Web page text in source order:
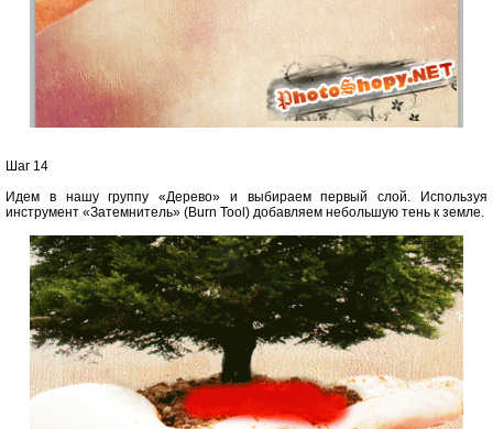
Шаг 14
Идем в нашу группу «Дерево» и выбираем первый слой. Используя
инструмент «Затемнитель» (Burn Tool) добавляем небольшую тень к земле.